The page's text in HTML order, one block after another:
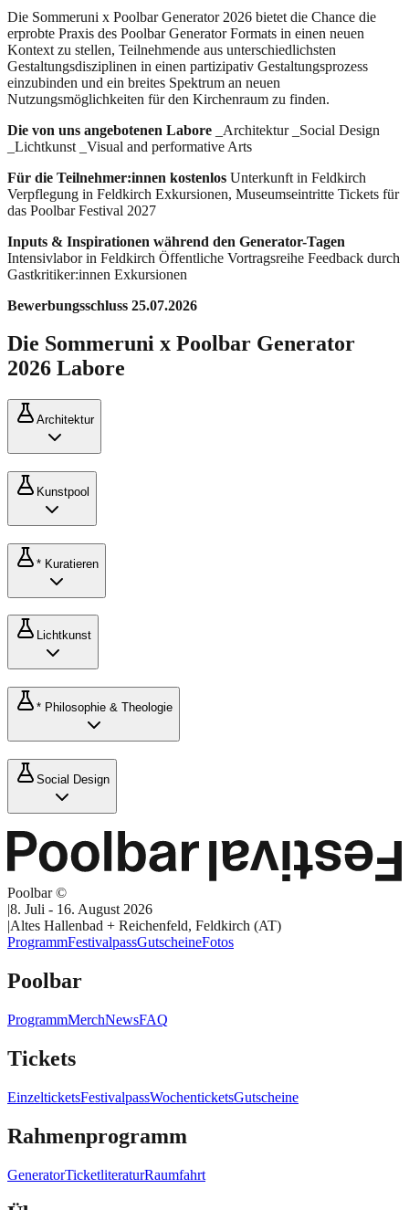
Die Sommeruni x Poolbar Generator 2026 bietet die Chance die
erprobte Praxis des Poolbar Generator Formats in einen neuen
Kontext zu stellen, Teilnehmende aus unterschiedlichsten
Gestaltungsdisziplinen in einen partizipativ Gestaltungsprozess
einzubinden und ein breites Spektrum an neuen
Nutzungsmöglichkeiten für den Kirchenraum zu finden.
Die von uns angebotenen Labore _Architektur _Social Design
_Lichtkunst _Visual and performative Arts
Für die Teilnehmer:innen kostenlos Unterkunft in Feldkirch
Verpflegung in Feldkirch Exkursionen, Museumseintritte Tickets für
das Poolbar Festival 2027
Inputs & Inspirationen während den Generator-Tagen
Intensivlabor in Feldkirch Öffentliche Vortragsreihe Feedback durch
Gastkritiker:innen Exkursionen
Bewerbungsschluss 25.07.2026
Die Sommeruni x Poolbar Generator
2026 Labore
Architektur
Kunstpool
* Kuratieren
Lichtkunst
* Philosophie & Theologie
Social Design
Poolbar ©
8. Juli - 16. August 2026
Altes Hallenbad + Reichenfeld, Feldkirch (AT)
ProgrammFestivalpassGutscheineFotos
Poolbar
ProgrammMerchNewsFAQ
Tickets
EinzelticketsFestivalpassWochenticketsGutscheine
Rahmenprogramm
GeneratorTicketliteraturRaumfahrt